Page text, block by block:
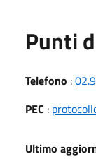
Punti
Telefono :
PEC :
Ultimo